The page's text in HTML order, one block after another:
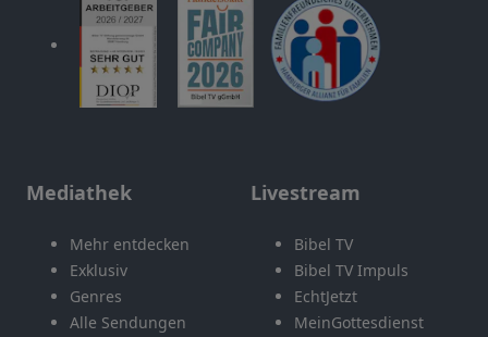
Mediathek
Mehr entdecken
Exklusiv
Genres
Alle Sendungen
Livestream
Bibel TV
Bibel TV Impuls
EchtJetzt
MeinGottesdienst